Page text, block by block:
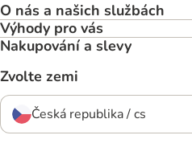
O nás a našich službách
Výhody pro vás
Nakupování a slevy
Zvolte zemi
Česká republika / cs